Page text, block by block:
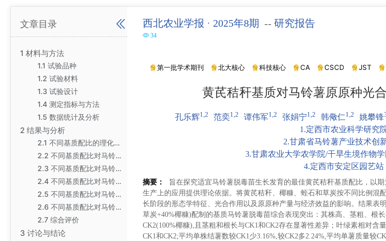
文章目录
1 材料与方法
1.1 试验品种
1.2 试验材料
1.3 试验设计
1.4 测定指标与方法
1.5 数据统计及分析
2 结果与分析
2.1 不同基质配比的理化性质
2.2 不同基质配比对马铃薯脱毒苗成活率的影响
2.3 不同基质配比对马铃薯脱毒苗形态指标的影响
2.4 不同基质配比对马铃薯脱毒苗光合指标的影响
2.5 不同基质配比对马铃薯原原种产量的影响
2.6 不同基质配比对马铃薯原原种经济效益的影响
2.7 综合评价
3 讨论与结论
西北农业学报 · 2025年8期 --研究报告
34
第一批学术期刊 北大核心 科技核心 CA CSCD JST
黄芪秸秆基质对马铃薯原原种光
孔乐辉1,2 范奕1,2 谭伟军1,2 张娟宁1,2 韩儆仁1,2 姚攀锋
1 .定西市农业科学研究
2.甘肃省马铃薯产业技术创
3.甘肃农业大学农学院/干旱生境作物
4.定西市安定区园艺站
摘要：
旨在探究适宜马铃薯脱毒苗生长发育的最佳黄芪秸秆基质配比，以
生产上的应用提供理论依据。将黄芪秸秆、椰糠、蛭石和草炭按不同比例混
长阶段的形态学特征、光合作用以及原原种产量与经济效益的影响。结果表
草炭+40%椰糠)配制的基质马铃薯脱毒苗综合表现突出：其株高、茎粗、根
CK2(100%椰糠),且茎粗和根长与CK1和CK2存在显著性差异；叶绿素相对含
CK1和CK2;平均单株结薯数较CK1少3.16%,较CK2多2.24%,平均单薯质量较